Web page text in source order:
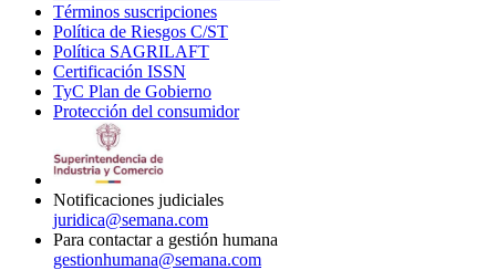
new
window
Términos suscripciones
in
Política de Riesgos C/ST
Política SAGRILAFT
new
window
Certificación ISSN
in
new
TyC Plan de Gobierno
in
Protección del consumidorOpens
Notificaciones judiciales
juridica@semana.com
Para contactar a gestión humana
gestionhumana@semana.com